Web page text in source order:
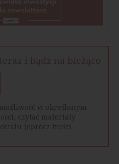
i bądź na bieżąco
w określonym
czytać materiały
[oprócz treści